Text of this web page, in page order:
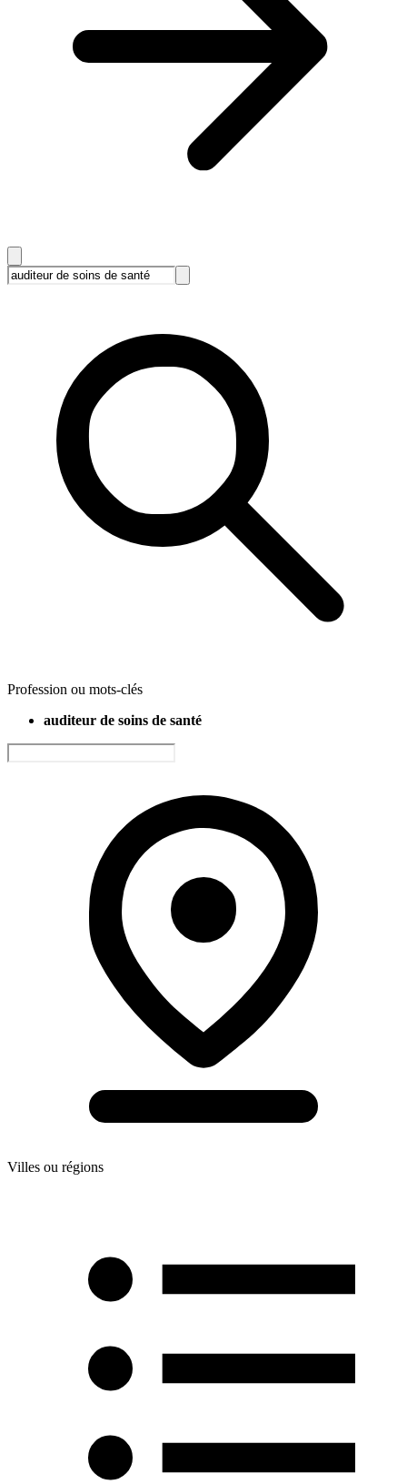
Profession ou mots-clés
auditeur de soins de santé
Villes ou régions